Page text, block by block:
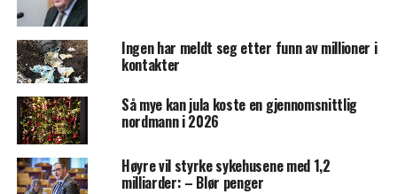
Ingen har meldt seg etter funn av millioner i
kontakter
Så mye kan jula koste en gjennomsnittlig
nordmann i 2026
Høyre vil styrke sykehusene med 1,2
milliarder: – Blør penger